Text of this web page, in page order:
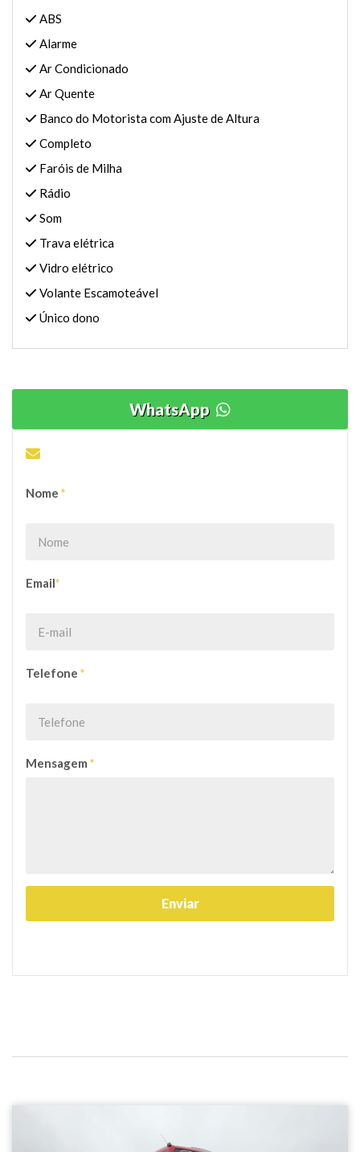
ABS
Alarme
Ar Condicionado
Ar Quente
Banco do Motorista com Ajuste de Altura
Completo
Faróis de Milha
Rádio
Som
Trava elétrica
Vidro elétrico
Volante Escamoteável
Único dono
WhatsApp
Nome *
Email*
Telefone *
Mensagem *